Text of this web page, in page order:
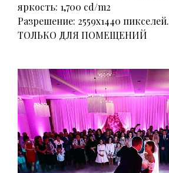
яркость: 1,700 cd/m2
Разрешение: 2559х1440 пикселей.
ТОЛЬКО ДЛЯ ПОМЕЩЕНИЙ